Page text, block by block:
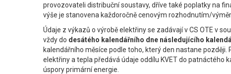
provozovateli distribuční soustavy, dříve také poplatky na
výše je stanovena každoročně cenovým rozhodnutím/
Údaje z výkazů o výrobě elektřiny se zadávají v CS OTE v
vždy do desátého kalendářního dne následujícího
kalendářního měsíce podle toho, který den nastane
elektřiny a tepla předává údaje oddílu KVET do patnáctého
úspory primární energie.